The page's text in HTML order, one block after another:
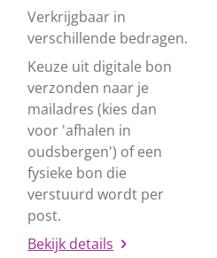
Verkrijgbaar in
verschillende bedragen.
Keuze uit digitale bon
verzonden naar je
mailadres (kies dan
voor 'afhalen in
oudsbergen') of een
fysieke bon die
verstuurd wordt per
post.
Bekijk details